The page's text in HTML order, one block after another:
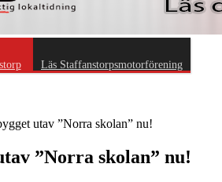
Läs Staffanstorpsmotorförening
utav ”Norra skolan” nu!
”Norra skolan” nu!